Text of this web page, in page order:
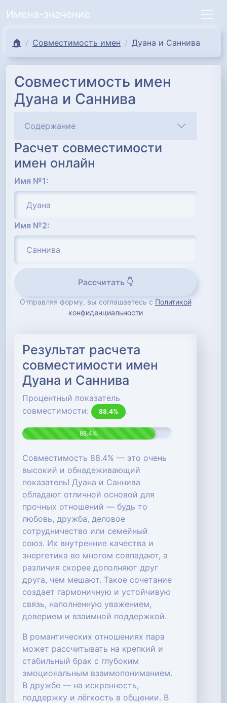
Имена-значение
🏠 Совместимость имен Дуана и Саннива
Совместимость имен
Дуана и Саннива
Содержание
Расчет совместимости
имен онлайн
Имя №1:
Имя №2:
Рассчитать 👇
Отправляя форму, вы соглашаетесь с Политикой
конфиденциальности
Результат расчета
совместимости имен
Дуана и Саннива
Процентный показатель
совместимости:
88.4% .
88.4%
Совместимость 88.4% — это очень
высокий и обнадеживающий
показатель! Дуана и Саннива
обладают отличной основой для
прочных отношений — будь то
любовь, дружба, деловое
сотрудничество или семейный
союз. Их внутренние качества и
энергетика во многом совпадают, а
различия скорее дополняют друг
друга, чем мешают. Такое сочетание
создает гармоничную и устойчивую
связь, наполненную уважением,
доверием и взаимной поддержкой.
В романтических отношениях пара
может рассчитывать на крепкий и
стабильный брак с глубоким
эмоциональным взаимопониманием.
В дружбе — на искренность,
поддержку и лёгкость в общении. В